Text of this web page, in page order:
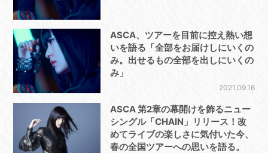
ASCA、ツアーを目前に控え熱い想
いを語る「全部をお届けしにいくの
み。出せるもの全部を出しにいくの
み」
2021.09.16
ASCA 第2章の幕開けを飾るニュー
シングル「CHAIN」リリース！改
めてライブの楽しさに気付いた今、
春の全国ツアーへの思いを語る。